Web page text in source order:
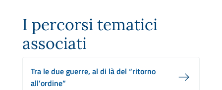
I percorsi tematici
associati
Tra le due guerre, al di là del “ritorno
all’ordine“